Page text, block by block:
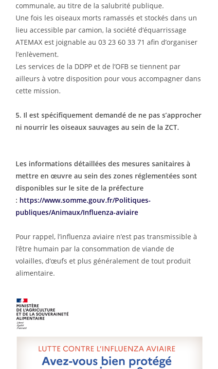
communale, au titre de la salubrité publique.
Une fois les oiseaux morts ramassés et stockés dans un
lieu accessible par camion, la société d’équarrissage
ATEMAX est joignable au 03 23 60 33 71 afin d’organiser
l’enlèvement.
Les services de la DDPP et de l’OFB se tiennent par
ailleurs à votre disposition pour vous accompagner dans
cette mission.
5. Il est spécifiquement demandé de ne pas s’approcher
ni nourrir les oiseaux sauvages au sein de la ZCT.
Les informations détaillées des mesures sanitaires à
mettre en œuvre au sein des zones réglementées sont
disponibles sur le site de la préfecture
: https://www.somme.gouv.fr/Politiques-
publiques/Animaux/Influenza-aviaire
Pour rappel, l’influenza aviaire n’est pas transmissible à
l’être humain par la consommation de viande de
volailles, d’œufs et plus généralement de tout produit
alimentaire.